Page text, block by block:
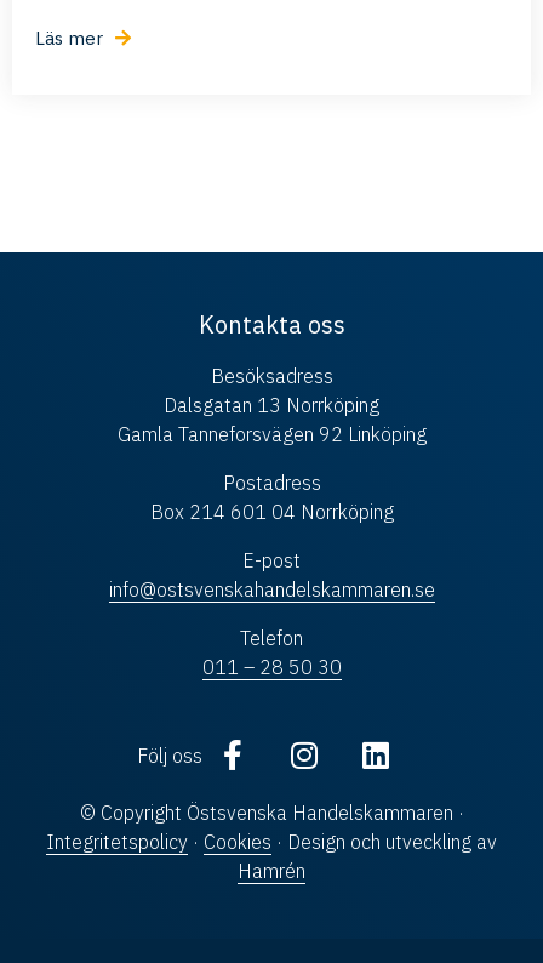
Läs mer
Kontakta oss
Besöksadress
Dalsgatan 13 Norrköping
Gamla Tanneforsvägen 92 Linköping
Postadress
Box 214 601 04 Norrköping
E-post
info@ostsvenskahandelskammaren.se
Telefon
011 – 28 50 30
Följ oss
© Copyright Östsvenska Handelskammaren ·
Integritetspolicy · Cookies · Design och utveckling av
Hamrén